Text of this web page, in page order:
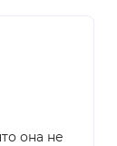
она не